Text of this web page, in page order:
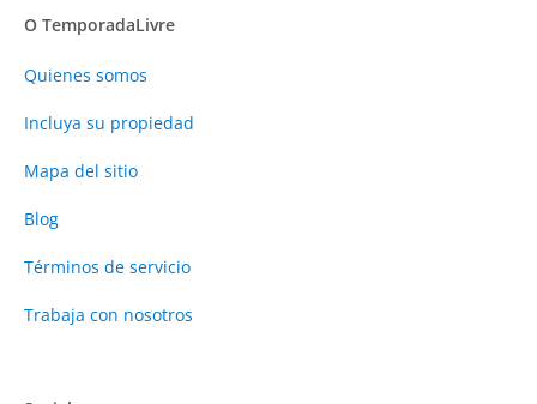
O TemporadaLivre
Quienes somos
Incluya su propiedad
Mapa del sitio
Blog
Términos de servicio
Trabaja con nosotros